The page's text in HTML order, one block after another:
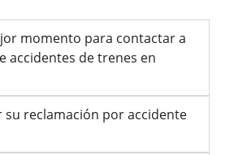
momento para contactar a
accidentes de trenes en
su reclamación por accidente